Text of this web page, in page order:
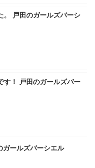
。 戸田のガールズバーシ
す！ 戸田のガールズバー
ガールズバーシエル